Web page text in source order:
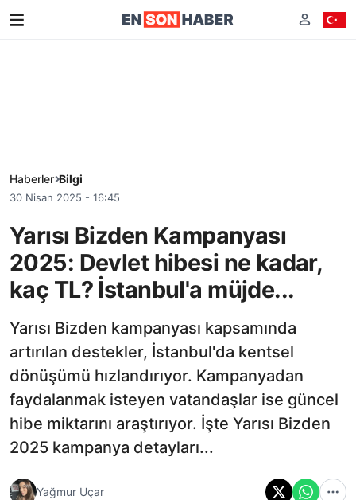
Haberler Bilgi
30 Nisan 2025 - 16:45
Yarısı Bizden Kampanyası
2025: Devlet hibesi ne kadar,
kaç TL? İstanbul'a müjde...
Yarısı Bizden kampanyası kapsamında
artırılan destekler, İstanbul'da kentsel
dönüşümü hızlandırıyor. Kampanyadan
faydalanmak isteyen vatandaşlar ise güncel
hibe miktarını araştırıyor. İşte Yarısı Bizden
2025 kampanya detayları...
Yağmur Uçar